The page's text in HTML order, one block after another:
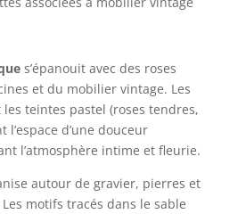
s’épanouit avec des roses
et du mobilier vintage. Les
teintes pastel (roses tendres,
l’espace d’une douceur
l’atmosphère intime et fleurie.
autour de gravier, pierres et
motifs tracés dans le sable